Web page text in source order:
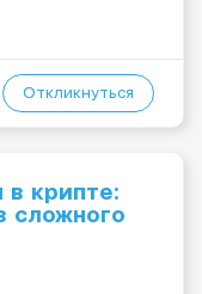
Откликнуться
в крипте:
сложного